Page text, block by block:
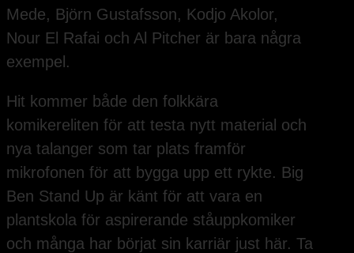
Mede, Björn Gustafsson, Kodjo Akolor,
Nour El Rafai och Al Pitcher är bara några
exempel.
Hit kommer både den folkkära
komikereliten för att testa nytt material och
nya talanger som tar plats framför
mikrofonen för att bygga upp ett rykte. Big
Ben Stand Up är känt för att vara en
plantskola för aspirerande ståuppkomiker
och många har börjat sin karriär just här. Ta